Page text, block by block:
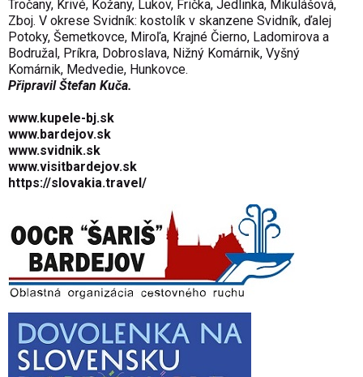
Tročany, Krivé, Kožany, Lukov, Frička, Jedlinka, Mikulášová,
Zboj. V okrese Svidník: kostolík v skanzene Svidník, ďalej
Potoky, Šemetkovce, Miroľa, Krajné Čierno, Ladomirova a
Bodružal, Príkra, Dobroslava, Nižný Komárnik, Vyšný
Komárnik, Medvedie, Hunkovce.
Připravil Štefan Kuča.
www.kupele-bj.sk
www.bardejov.sk
www.svidnik.sk
www.visitbardejov.sk
https://slovakia.travel/